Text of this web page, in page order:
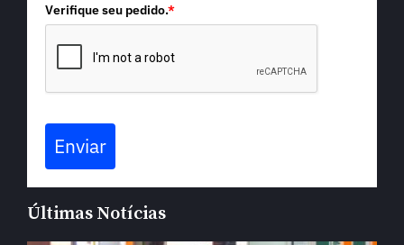
Verifique seu pedido.*
Enviar
Últimas Notícias